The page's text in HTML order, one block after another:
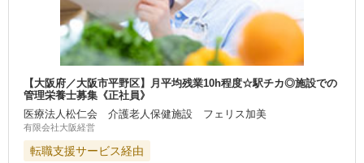
【大阪府／大阪市平野区】月平均残業10h程度☆駅チカ◎施設での
管理栄養士募集《正社員》
医療法人松仁会 介護老人保健施設 フェリス加美
有限会社大阪経営
転職支援サービス経由